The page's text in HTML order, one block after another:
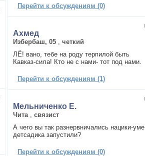
Перейти к обсуждениям (0)
Ахмед
Избербаш, 05 ,четкий
ЛЁ! вано, тебе на роду терпилой быть
Кавказ-сила! Кто не с нами- тот под нами.
Перейти к обсуждениям (1)
Мельниченко Е.
Чита ,связист
А чего вы так разнервничались нацики-
детсадика запустили?
Перейти к обсуждениям (0)